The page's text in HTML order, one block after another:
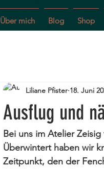
Über mich Blog Shop
Ausflug und
Liliane Pfister 18. Juni
Bei uns im Atelier
Überwintert haben wir
Zeitpunkt, den der